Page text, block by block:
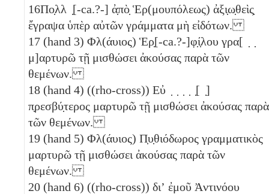
16Πο̣λλ ̣[-ca.?-] ἀ̣πὸ̣ Ἑρ(μουπόλεως) ἀξι̣ω̣θεὶς̣
ἔγραψα ὑπὲρ αὐτῶν γράμματα μὴ εἰδότων.
17 (hand 3) Φλ(άυιος) Ἑρ̣[-ca.?-]φ̣ί̣λου γρα[ ̣ ̣
μ]αρτυρῶ τῇ μισθώσει ἀκούσας παρὰ τῶν
θεμένων.
18 (hand 4) ((rho-cross)) Εὐ ̣ ̣ ̣ ̣ ̣[ ̣]
π̣ρεσβύ̣τερος μαρτυρῶ τῇ μισθώσει ἀκούσας παρὰ
τῶν θεμένων.
19 (hand 5) Φλ(άυιος) Π̣υ̣θιόδωρος γραμματικὸς
μαρτυρῶ τῇ μισθώσει ἀκούσας παρὰ τῶν
θεμένων.
20 (hand 6) ((rho-cross)) διʼ ἐμοῦ Ἀντινόου